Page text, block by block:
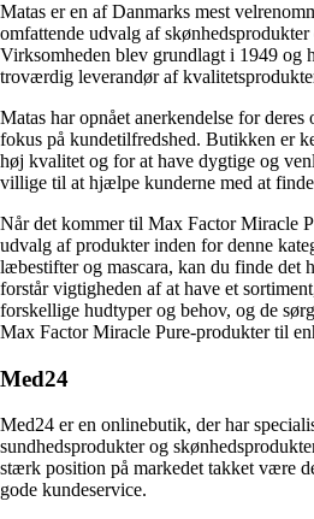
Matas er en af Danmarks mest
omfattende udvalg af skønhedsprodukter
Virksomheden blev grundlagt i 1949 og
troværdig leverandør af
Matas har opnået anerkendelse for
fokus på kundetilfredshed. Butikken er
høj kvalitet og for at have dygtige og
villige til at hjælpe kunderne med at
Når det kommer til Max Factor Miracle
udvalg af produkter inden for denne
læbestifter og mascara, kan du finde det
forstår vigtigheden af at have et
forskellige hudtyper og behov, og de
Max Factor Miracle Pure-produkter til
Med24
Med24 er en onlinebutik, der har
sundhedsprodukter og
stærk position på markedet takket være
gode kundeservice.